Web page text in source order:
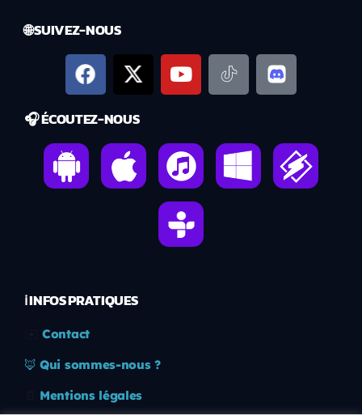
🌐 SUIVEZ-NOUS
🎧 ÉCOUTEZ-NOUS
ℹ️ INFOS PRATIQUES
Contact
🦊 Qui sommes-nous ?
Mentions légales